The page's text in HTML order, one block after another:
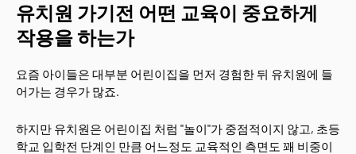
유치원 가기전 어떤 교육이 중요하게
작용을 하는가
요즘 아이들은 대부분 어린이집을 먼저 경험한 뒤 유치원에 들
어가는 경우가 많죠.
하지만 유치원은 어린이집 처럼 "놀이"가 중점적이지 않고, 초등
학교 입학전 단계인 만큼 어느정도 교육적인 측면도 꽤 비중이